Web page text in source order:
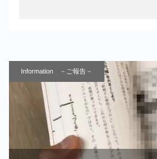
Information －ご報告－